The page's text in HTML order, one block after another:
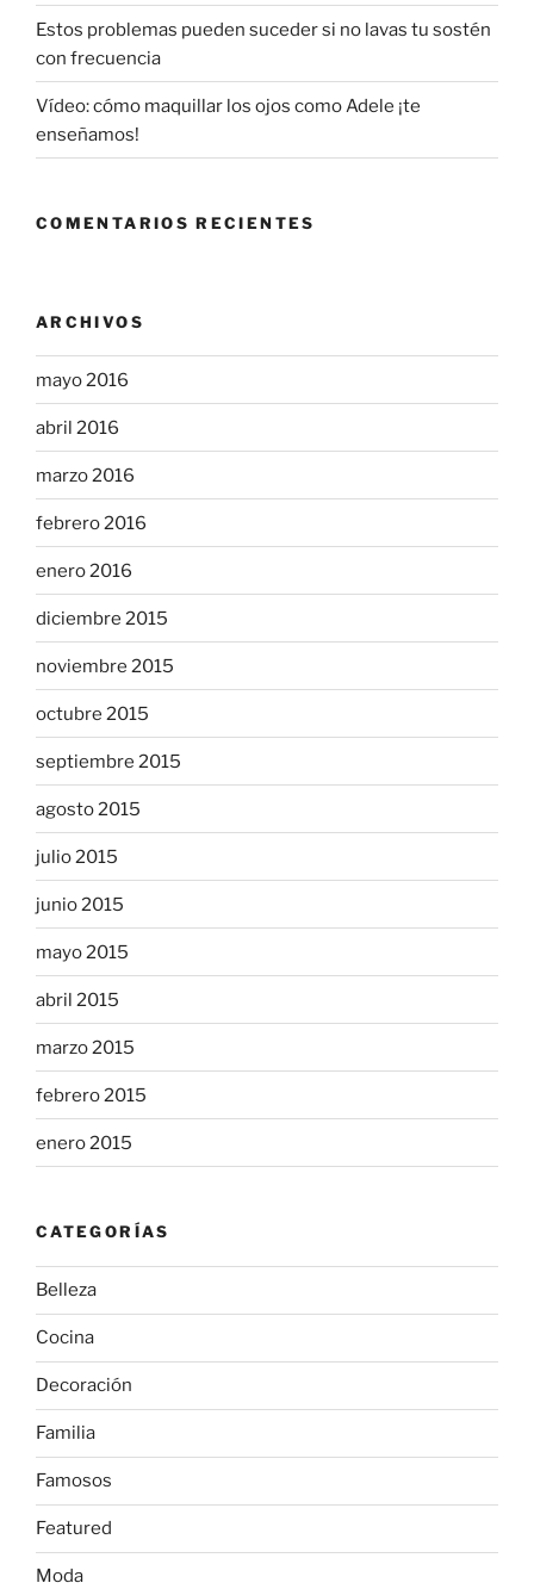
Estos problemas pueden suceder si no lavas tu sostén
con frecuencia
Vídeo: cómo maquillar los ojos como Adele ¡te
enseñamos!
COMENTARIOS RECIENTES
ARCHIVOS
mayo 2016
abril 2016
marzo 2016
febrero 2016
enero 2016
diciembre 2015
noviembre 2015
octubre 2015
septiembre 2015
agosto 2015
julio 2015
junio 2015
mayo 2015
abril 2015
marzo 2015
febrero 2015
enero 2015
CATEGORÍAS
Belleza
Cocina
Decoración
Familia
Famosos
Featured
Moda